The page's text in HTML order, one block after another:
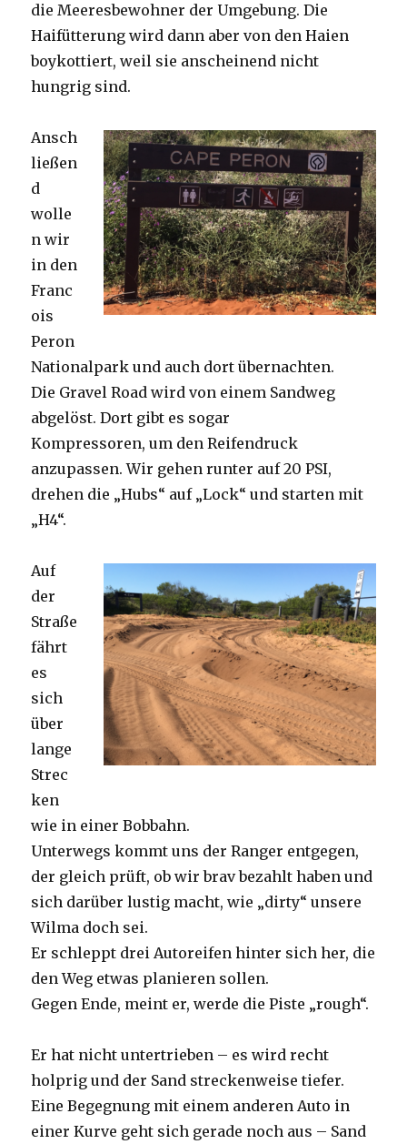
die Meeresbewohner der Umgebung. Die
Haifütterung wird dann aber von den Haien
boykottiert, weil sie anscheinend nicht
hungrig sind.
Ansch
ließen
d
wolle
n wir
in den
Franc
ois
Peron
Nationalpark und auch dort übernachten.
Die Gravel Road wird von einem Sandweg
abgelöst. Dort gibt es sogar
Kompressoren, um den Reifendruck
anzupassen. Wir gehen runter auf 20 PSI,
drehen die „Hubs“ auf „Lock“ und starten mit
„H4“.
Auf
der
Straße
fährt
es
sich
über
lange
Strec
ken
wie in einer Bobbahn.
Unterwegs kommt uns der Ranger entgegen,
der gleich prüft, ob wir brav bezahlt haben und
sich darüber lustig macht, wie „dirty“ unsere
Wilma doch sei.
Er schleppt drei Autoreifen hinter sich her, die
den Weg etwas planieren sollen.
Gegen Ende, meint er, werde die Piste „rough“.
Er hat nicht untertrieben – es wird recht
holprig und der Sand streckenweise tiefer.
Eine Begegnung mit einem anderen Auto in
einer Kurve geht sich gerade noch aus – Sand